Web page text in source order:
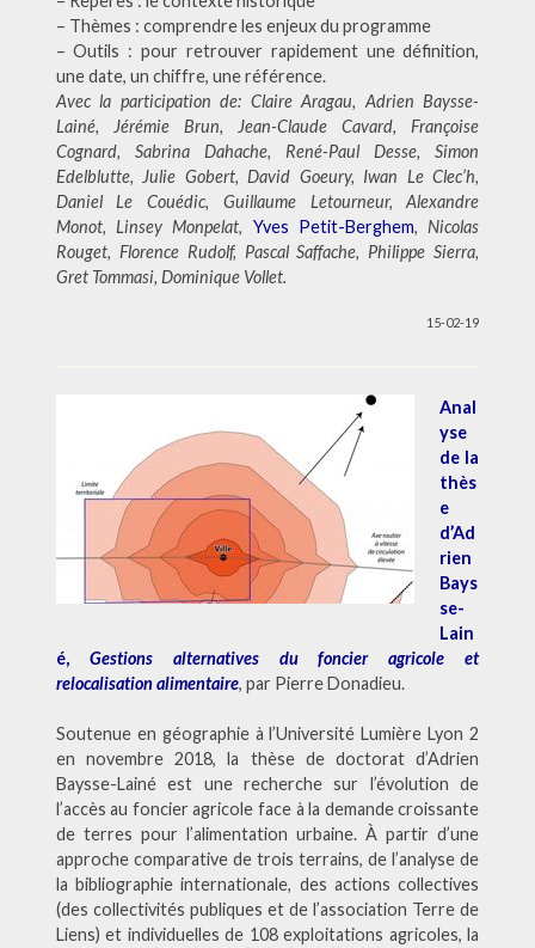
– Thèmes : comprendre les enjeux du programme
– Outils : pour retrouver rapidement une définition,
une date, un chiffre, une référence.
Avec la participation de: Claire Aragau, Adrien Baysse-
Lainé, Jérémie Brun, Jean-Claude Cavard, Françoise
Cognard, Sabrina Dahache, René-Paul Desse, Simon
Edelblutte, Julie Gobert, David Goeury, Iwan Le Clec’h,
Daniel Le Couédic, Guillaume Letourneur, Alexandre
Monot, Linsey Monpelat, Yves Petit-Berghem, Nicolas
Rouget, Florence Rudolf, Pascal Saffache, Philippe Sierra,
Gret Tommasi, Dominique Vollet.
15-02-19
Anal
yse
de la
thès
e
d’Ad
rien
Bays
se-
Lain
é, Gestions alternatives du foncier agricole et
relocalisation alimentaire, par Pierre Donadieu.
Soutenue en géographie à l’Université Lumière Lyon 2
en novembre 2018, la thèse de doctorat d’Adrien
Baysse-Lainé est une recherche sur l’évolution de
l’accès au foncier agricole face à la demande croissante
de terres pour l’alimentation urbaine. À partir d’une
approche comparative de trois terrains, de l’analyse de
la bibliographie internationale, des actions collectives
(des collectivités publiques et de l’association Terre de
Liens) et individuelles de 108 exploitations agricoles, la